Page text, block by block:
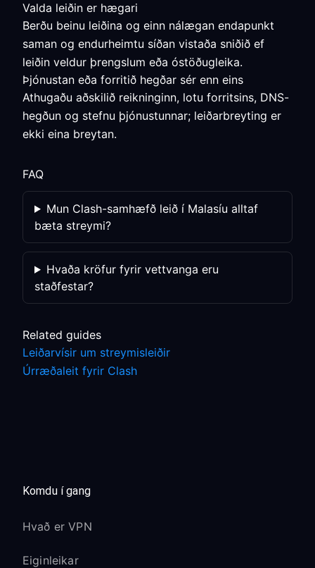
Valda leiðin er hægari
Berðu beinu leiðina og einn nálægan endapunkt
saman og endurheimtu síðan vistaða sniðið ef
leiðin veldur þrengslum eða óstöðugleika.
Þjónustan eða forritið hegðar sér enn eins
Athugaðu aðskilið reikninginn, lotu forritsins, DNS-
hegðun og stefnu þjónustunnar; leiðarbreyting er
ekki eina breytan.
FAQ
Mun Clash-samhæfð leið í Malasíu alltaf
bæta streymi?
Hvaða kröfur fyrir vettvanga eru
staðfestar?
Related guides
Leiðarvísir um streymisleiðir
Úrræðaleit fyrir Clash
Komdu í gang
Hvað er VPN
Eiginleikar